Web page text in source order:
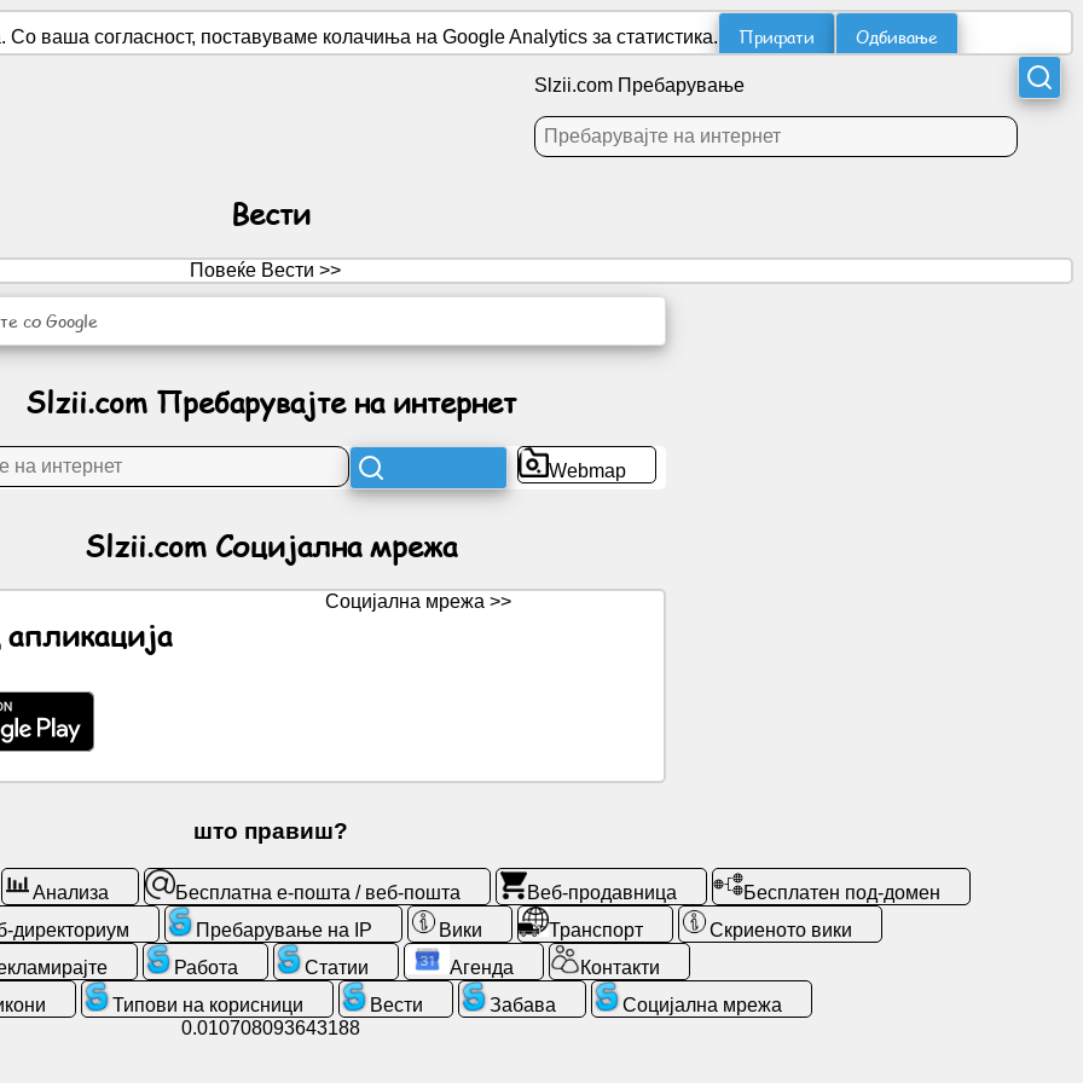
ваша согласност, поставуваме колачиња на Google Analytics за статистика. Прифати Одбивање
Slzii.com Пребарување
Вести
Повеќе Вести >>
со Google
Slzii.com Пребарувајте на интернет
Webmap
Slzii.com Социјална мрежа
Социјална мрежа >>
што правиш?
Анализа Бесплатна е-пошта / веб-пошта Веб-продавница
Бесплатен под-домен
директориум Пребарување на IP Вики Транспорт
Скриеното вики
Работа Статии Агенда
Контакти
Типови на корисници Вести Забава
Социјална мрежа
0.010708093643188